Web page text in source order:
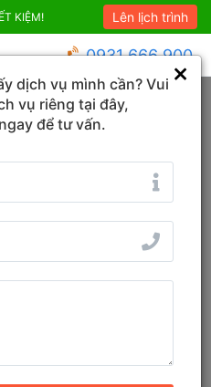
KIỆM! Combo Phú Quốc
Lên lịch trình
0931 666 900
Bộ lọc
Quảng Trị mới
dịch vụ mình cần? Vui
vụ riêng tại đây,
để tư vấn.